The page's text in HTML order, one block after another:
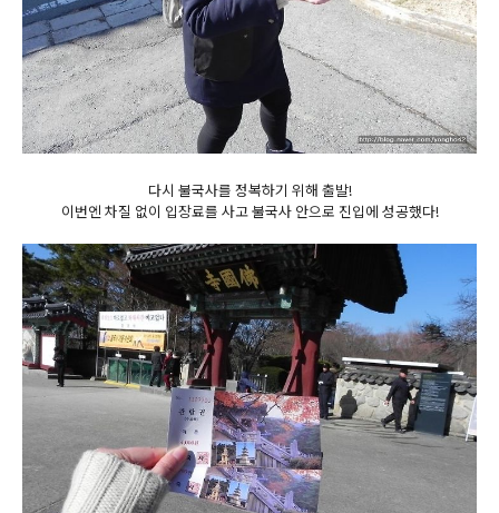
다시 불국사를 정복하기 위해 출발!
이번엔 차질 없이 입장료를 사고 불국사 안으로 진입에 성공했다!